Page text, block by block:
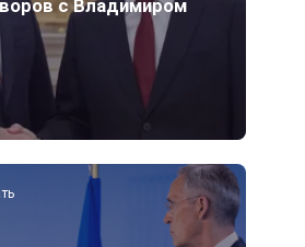
с Владимиром